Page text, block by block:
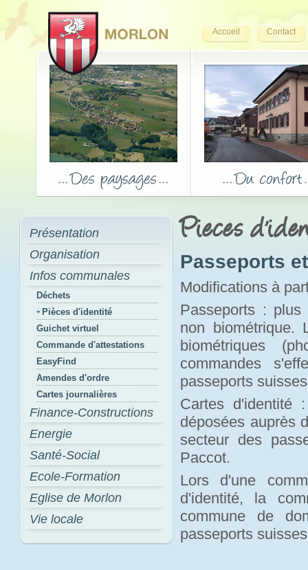
Accueil Contact
Présentation
Organisation
Infos communales
Déchets
Pièces d'identité
Guichet virtuel
Commande d'attestations
EasyFind
Amendes d'ordre
Cartes journalières
Finance-Constructions
Energie
Santé-Social
Ecole-Formation
Eglise de Morlon
Vie locale
Pieces
Passeports
Modifications à
Passeports : plus
non biométrique.
biométriques
commandes
passeports
Cartes d'identité
déposées auprès
secteur des
Paccot.
Lors d'une
d'identité, la
commune de
passeports